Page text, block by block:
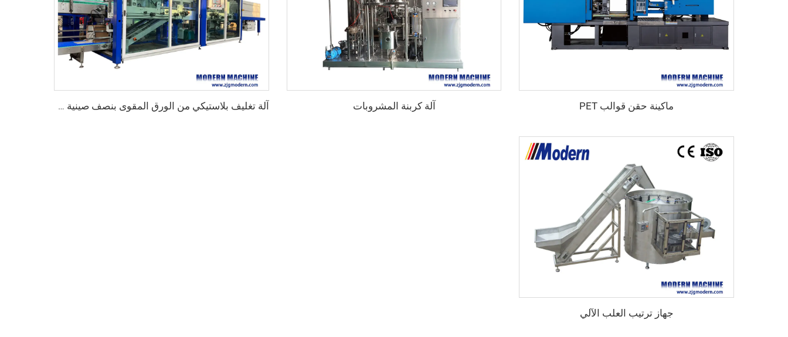
ماكينة حقن قوالب PET آلة كربنة المشروبات آلة تغليف بلاستيكي من الورق المقوى بنصف صينية مدمجة
جهاز ترتيب العلب الآلي